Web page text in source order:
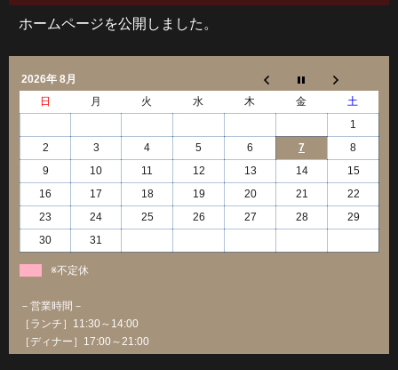
ホームページを公開しました。
2026年 8月
日
月 火 水 木 金
土
1
2
3 4 5 6 7
8
9
10 11 12 13 14
15
16
17 18 19 20 21
22
23
24 25 26 27 28
29
30
31
※不定休
－営業時間－
［ランチ］11:30～14:00
［ディナー］17:00～21:00